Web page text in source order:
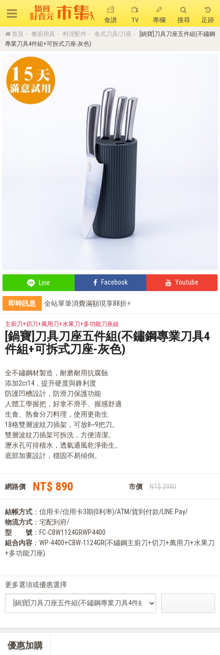
食譜 TV 專欄 搜尋 足跡
首頁 餐廚用具 料理配件 各式刀具/刀座
[鍋寶]刀具刀座五件組(不鏽鋼
專業刀具4件組+可拆式刀座-灰色)
Line Facebook Youtube
即時訊息
全站單筆消費滿額現享88折⚡
部落客的星級料理，就靠這台IH電子鍋
鍋寶商品安心保證❤️
主廚刀+切刀+萬用刀+水果刀+多功能刀座組
[鍋寶]刀具刀座五件組(不鏽鋼專業刀具4
件組+可拆式刀座-灰色)
全不鏽鋼材製造，耐磨耐用抗腐蝕
添加2cr14，提升硬度與鋒利度
防護凹槽設計，防滑刀保護功能
人體工學握把，好拿不滑手、握感舒適
生食、熟食分刀料理，使用更衛生
18格雙層波紋刀插架，可放8~9把刀。
雙層波紋刀插架可拆洗，方便清潔。
瀝水孔可排積水，透氣通風乾淨衛生。
底部加重設計，穩固不易傾倒。
網路價 NT$ 890 市價 NT$ 2980
結帳方式 ：信用卡/信用卡3期(0利率)/ATM/貨到付款/LINE Pay/
物流方式 ：宅配到府/
型 號 ：FC-CBW1124GRWP4400
組合內容 ：WP-4400+CBW-1124GR(不鏽鋼主廚刀+切刀+萬用刀+水果刀
+多功能刀座)
更多選項或優惠選擇
優惠加購
熱門搜尋
聚油不沾鍋 全球通吹風機
可微波保鮮盒
金鑽不沾鍋